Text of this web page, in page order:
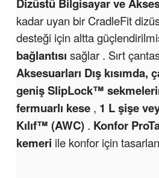
Dizüstü Bilgisayar ve
kadar uyan bir CradleFit
desteği için altta
bağlantısı sağlar . Sırt
Aksesuarları Dış
genişSlipLock™
fermuarlı kese , 1 L şişe
Kılıf™ (AWC) . Konfor
kemeri ile konfor için